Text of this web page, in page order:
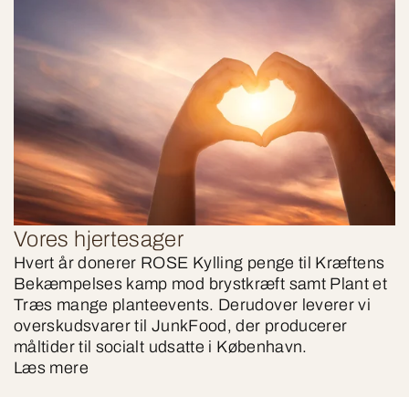
Vores hjertesager
Hvert år donerer ROSE Kylling penge til Kræftens
Bekæmpelses kamp mod brystkræft samt Plant et
Træs mange planteevents. Derudover leverer vi
overskudsvarer til JunkFood, der producerer
måltider til socialt udsatte i København.
Læs mere